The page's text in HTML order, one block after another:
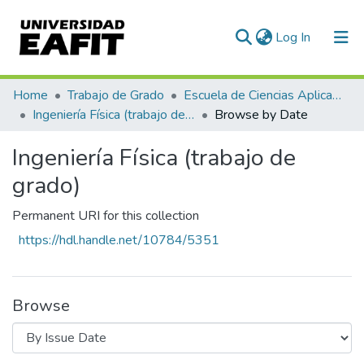
Log In (current)
Communities & Collections
All of DSpace
Home Trabajo de Grado
Escuela de Ciencias Aplicadas e Ingeniería
Ingeniería Física (trabajo de grado)
Browse by Date
Ingeniería Física (trabajo de
grado)
Permanent URI for this collection
https://hdl.handle.net/10784/5351
Browse